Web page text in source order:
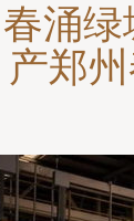
春涌绿
产郑